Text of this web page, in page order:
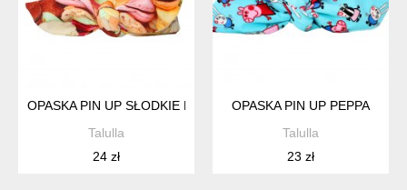
OPASKA PIN UP SŁODKIE MACARONS
Talulla
24 zł
OPASKA PIN UP PEPPA
Talulla
23 zł